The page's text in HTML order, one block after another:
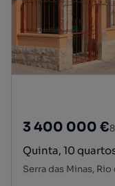
3 400 000 €
Quinta, 10
Serra das Minas,